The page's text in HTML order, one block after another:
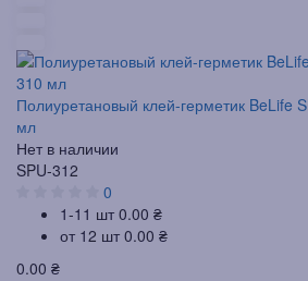
Полиуретановый клей-герметик BeLife
мл
Нет в наличии
SPU-312
0
1-11 шт 0.00 ₴
от 12 шт 0.00 ₴
0.00 ₴